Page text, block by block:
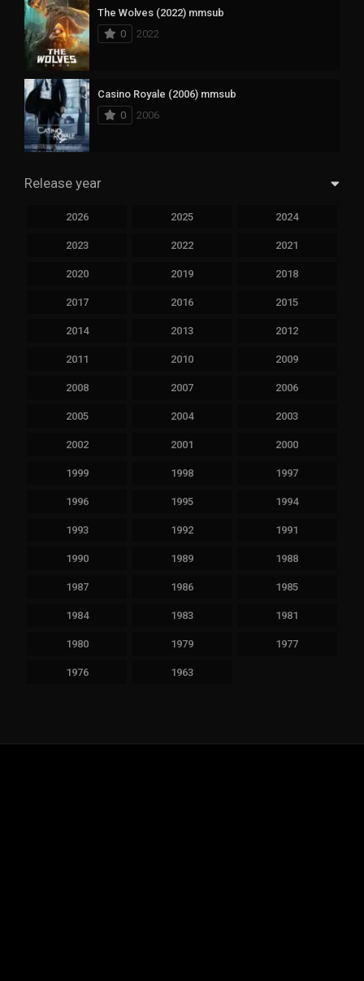
The Wolves (2022) mmsub
0
2022
Casino Royale (2006) mmsub
0
2006
Release year
2026 2025 2024
2023 2022 2021
2020 2019 2018
2017 2016 2015
2014 2013 2012
2011 2010 2009
2008 2007 2006
2005 2004 2003
2002 2001 2000
1999 1998 1997
1996 1995 1994
1993 1992 1991
1990 1989 1988
1987 1986 1985
1984 1983 1981
1980 1979 1977
1976 1963